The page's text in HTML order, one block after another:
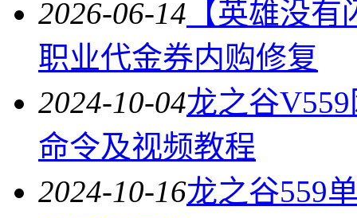
2026-06-14 【英雄没
职业代金券内购修复
2024-10-04龙之谷
命令及视频教程
2024-10-16龙之谷559